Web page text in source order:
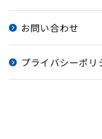
お問い合わせ
プライバシーポリ